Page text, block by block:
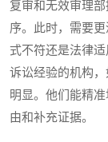
复审和无效审理
序。此时，需要
式不符还是法律
诉讼经验的机构
明显。他们能精
由和补充证据。